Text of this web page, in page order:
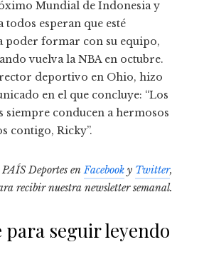
Mundial de Indonesia y
esperan que esté
poder formar con su equipo,
vuelva la NBA en octubre.
deportivo en Ohio, hizo
en el que concluye: “Los
siempre conducen a hermosos
contigo, Ricky”.
PAÍS Deportes enFacebook y Twitter,
recibirnuestra newsletter semanal.
para seguir leyendo